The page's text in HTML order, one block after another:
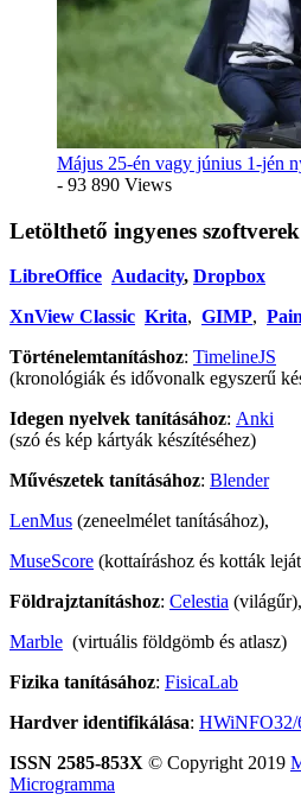
Május 25-én vagy június 1-jén
- 93 890 Views
Letölthető ingyenes szoftverek
LibreOffice Audacity, Dropbox
XnView Classic Krita, GIMP,
Történelemtanításhoz: TimelineJS
(kronológiák és idővonalk egyszerű
Idegen nyelvek tanításához: Anki
(szó és kép kártyák készítéséhez)
Művészetek tanításához: Blender
LenMus (zeneelmélet tanításához),
MuseScore (kottaíráshoz és kották
Földrajztanításhoz: Celestia (világűr),
Marble (virtuális földgömb és atlasz)
Fizika tanításához: FisicaLab
Hardver identifikálása: HWiNFO32/
ISSN 2585-853X © Copyright 2019
Microgramma